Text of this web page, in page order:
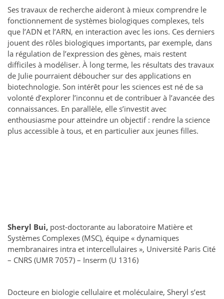
Ses travaux de recherche aideront à mieux comprendre le
fonctionnement de systèmes biologiques complexes, tels
que l’ADN et l’ARN, en interaction avec les ions. Ces derniers
jouent des rôles biologiques importants, par exemple, dans
la régulation de l’expression des gènes, mais restent
difficiles à modéliser. À long terme, les résultats des travaux
de Julie pourraient déboucher sur des applications en
biotechnologie. Son intérêt pour les sciences est né de sa
volonté d’explorer l’inconnu et de contribuer à l’avancée des
connaissances. En parallèle, elle s’investit avec
enthousiasme pour atteindre un objectif : rendre la science
plus accessible à tous, et en particulier aux jeunes filles.
Sheryl Bui, post-doctorante au laboratoire Matière et
Systèmes Complexes (MSC), équipe « dynamiques
membranaires intra et intercellulaires », Université Paris Cité
– CNRS (UMR 7057) – Inserm (U 1316)
Docteure en biologie cellulaire et moléculaire, Sheryl s’est